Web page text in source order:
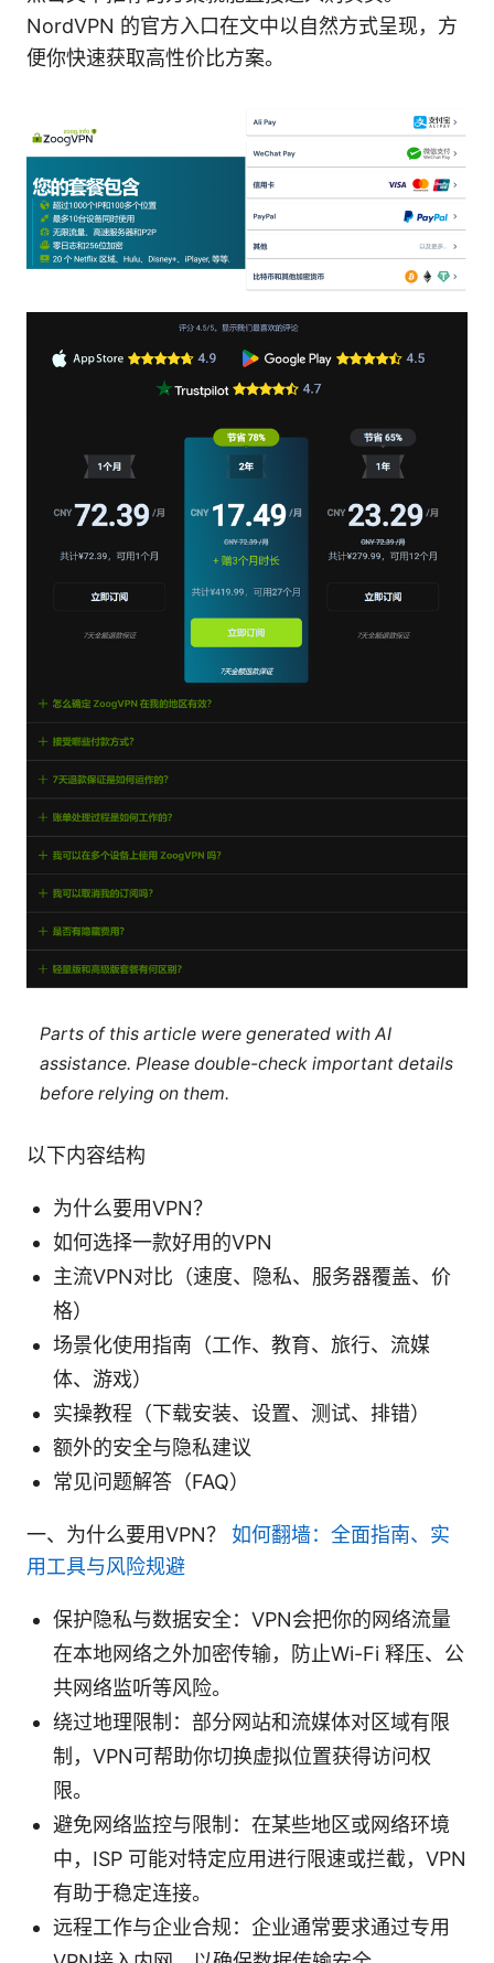
NordVPN 的官方入口在文中以自然方式呈现，方
便你快速获取高性价比方案。
Parts of this article were generated with AI
assistance. Please double-check important details
before relying on them.
以下内容结构
为什么要用VPN？
如何选择一款好用的VPN
主流VPN对比（速度、隐私、服务器覆盖、价
格）
场景化使用指南（工作、教育、旅行、流媒
体、游戏）
实操教程（下载安装、设置、测试、排错）
额外的安全与隐私建议
常见问题解答（FAQ）
一、为什么要用VPN？ 如何翻墙：全面指南、实
用工具与风险规避
保护隐私与数据安全：VPN会把你的网络流量
在本地网络之外加密传输，防止Wi-Fi 释压、公
共网络监听等风险。
绕过地理限制：部分网站和流媒体对区域有限
制，VPN可帮助你切换虚拟位置获得访问权
限。
避免网络监控与限制：在某些地区或网络环境
中，ISP 可能对特定应用进行限速或拦截，VPN
有助于稳定连接。
远程工作与企业合规：企业通常要求通过专用